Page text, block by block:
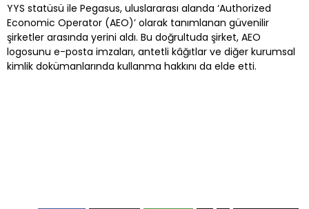
YYS statüsü ile Pegasus, uluslararası alanda ‘Authorized
Economic Operator (AEO)’ olarak tanımlanan güvenilir
şirketler arasında yerini aldı. Bu doğrultuda şirket, AEO
logosunu e-posta imzaları, antetli kâğıtlar ve diğer kurumsal
kimlik dokümanlarında kullanma hakkını da elde etti.